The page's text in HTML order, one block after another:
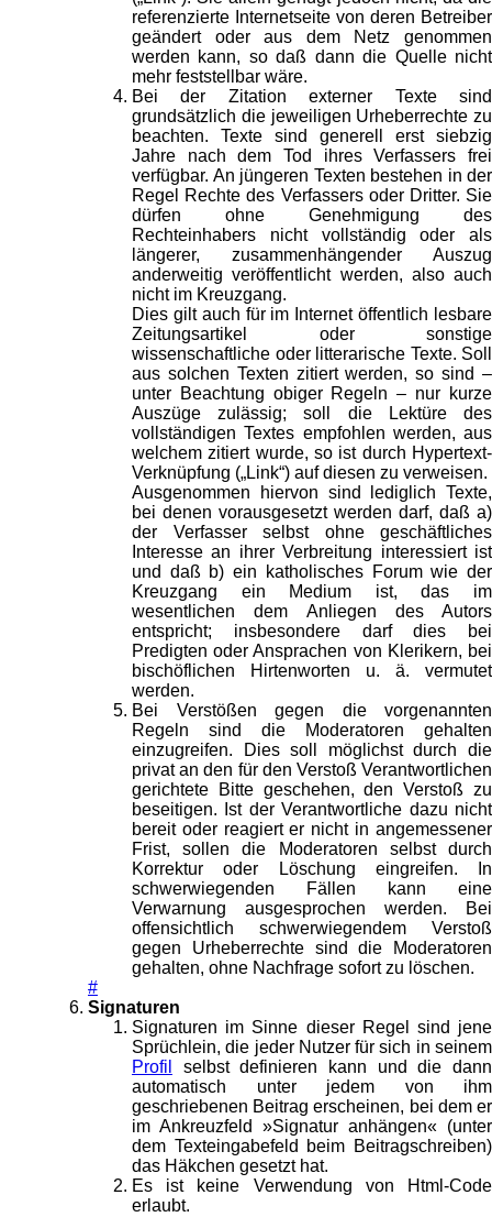
referenzierte Internetseite von deren Betreiber
geändert oder aus dem Netz genommen
werden kann, so daß dann die Quelle nicht
mehr feststellbar wäre.
Bei der Zitation externer Texte sind
grundsätzlich die jeweiligen Urheberrechte zu
beachten. Texte sind generell erst siebzig
Jahre nach dem Tod ihres Verfassers frei
verfügbar. An jüngeren Texten bestehen in der
Regel Rechte des Verfassers oder Dritter. Sie
dürfen ohne Genehmigung des
Rechteinhabers nicht vollständig oder als
längerer, zusammenhängender Auszug
anderweitig veröffentlicht werden, also auch
nicht im Kreuzgang.
Dies gilt auch für im Internet öffentlich lesbare
Zeitungsartikel oder sonstige
wissenschaftliche oder litterarische Texte. Soll
aus solchen Texten zitiert werden, so sind –
unter Beachtung obiger Regeln – nur kurze
Auszüge zulässig; soll die Lektüre des
vollständigen Textes empfohlen werden, aus
welchem zitiert wurde, so ist durch Hypertext-
Verknüpfung („Link“) auf diesen zu verweisen.
Ausgenommen hiervon sind lediglich Texte,
bei denen vorausgesetzt werden darf, daß a)
der Verfasser selbst ohne geschäftliches
Interesse an ihrer Verbreitung interessiert ist
und daß b) ein katholisches Forum wie der
Kreuzgang ein Medium ist, das im
wesentlichen dem Anliegen des Autors
entspricht; insbesondere darf dies bei
Predigten oder Ansprachen von Klerikern, bei
bischöflichen Hirtenworten u. ä. vermutet
werden.
Bei Verstößen gegen die vorgenannten
Regeln sind die Moderatoren gehalten
einzugreifen. Dies soll möglichst durch die
privat an den für den Verstoß Verantwortlichen
gerichtete Bitte geschehen, den Verstoß zu
beseitigen. Ist der Verantwortliche dazu nicht
bereit oder reagiert er nicht in angemessener
Frist, sollen die Moderatoren selbst durch
Korrektur oder Löschung eingreifen. In
schwerwiegenden Fällen kann eine
Verwarnung ausgesprochen werden. Bei
offensichtlich schwerwiegendem Verstoß
gegen Urheberrechte sind die Moderatoren
gehalten, ohne Nachfrage sofort zu löschen.
#
Signaturen
Signaturen im Sinne dieser Regel sind jene
Sprüchlein, die jeder Nutzer für sich in seinem
Profil
selbst definieren kann und die dann
automatisch unter jedem von ihm
geschriebenen Beitrag erscheinen, bei dem er
im Ankreuzfeld »Signatur anhängen« (unter
dem Texteingabefeld beim Beitragschreiben)
das Häkchen gesetzt hat.
Es ist keine Verwendung von Html-Code
erlaubt.